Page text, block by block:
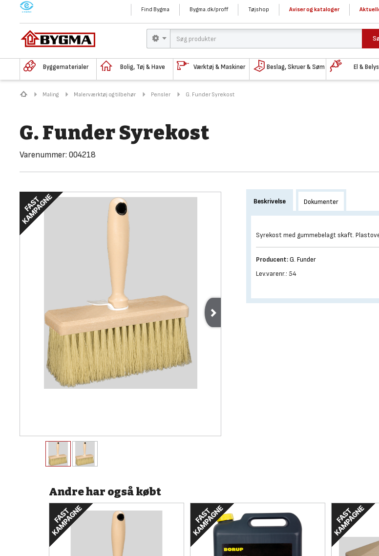
M Find Bygma Bygma.dk/proff Tøjshop Aviser og kataloger
Byggematerialer Bolig, Tøj & Have Værktøj & Maskiner Beslag, Skruer & Søm El &
Maling Malerværktøj og tilbehør Pensler G. Funder Syrekost
G. Funder Syrekost
Varenummer: 004218
Beskrivelse Dokumenter
Syrekost med gummebelagt skaft.
Producent:G. Funder
Lev.varenr.: 54
Andre har også købt